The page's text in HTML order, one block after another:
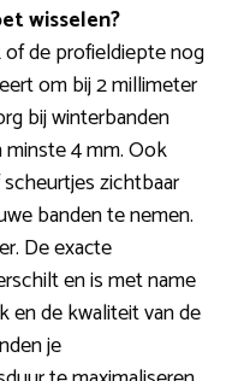
wisselen?
de profieldiepte nog
om bij 2 millimeter
bij winterbanden
4 mm. Ook
zichtbaar
banden te nemen.
De exacte
en is met name
en de kwaliteit van de
je